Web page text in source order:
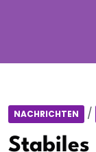
NACHRICHTEN /